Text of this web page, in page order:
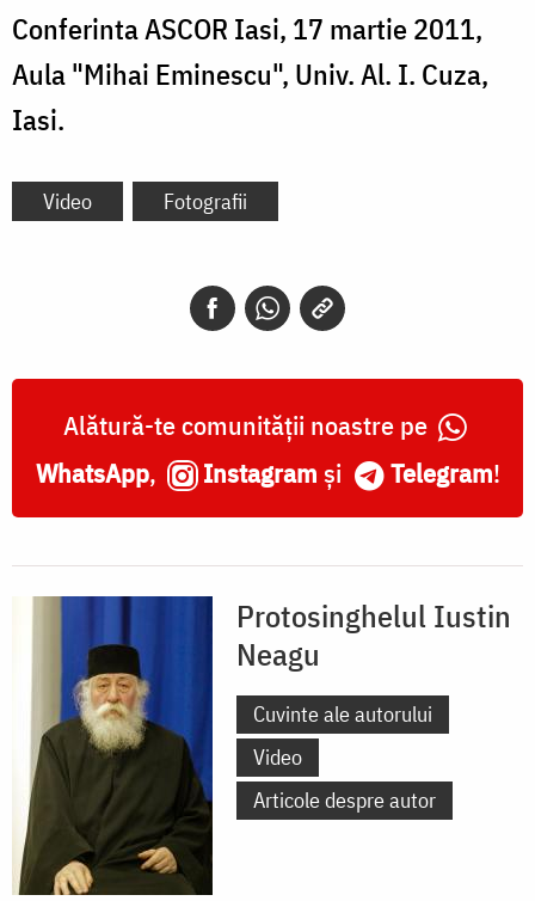
Conferinta ASCOR Iasi, 17 martie 2011,
Aula "Mihai Eminescu", Univ. Al. I. Cuza,
Iasi.
Video Fotografii
Alătură-te comunității noastre pe
WhatsApp, Instagram și Telegram!
Protosinghelul Iustin
Neagu
Cuvinte ale autorului
Video
Articole despre autor